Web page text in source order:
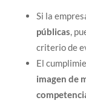
Si la
públicas,
criterio de
El
imagen de